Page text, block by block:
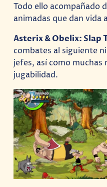
Todo ello acompañado
animadas que dan vida
Asterix & Obelix: Slap
combates al siguiente
jefes, así como muchas
jugabilidad.